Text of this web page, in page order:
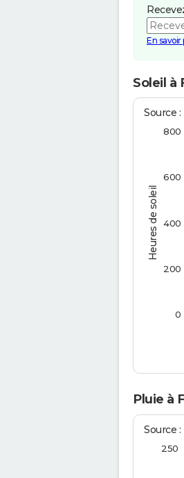
En
Soleil à
Heures de soleil
Source
0
200
400
600
800
Pluie à
Source
250